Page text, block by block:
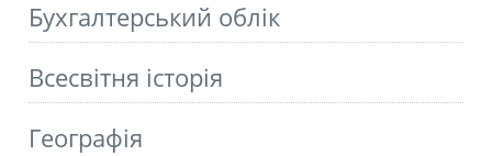
Бухгалтерський облік
Всесвітня історія
Географія